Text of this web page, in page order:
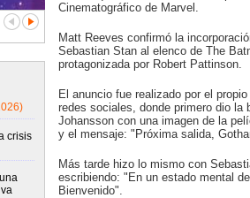
crisis
Cinematográfico de Marvel.
Matt Reeves confirmó la
Sebastian Stan al elenco de The
protagonizada por Robert Pattinson.
El anuncio fue realizado por el
redes sociales, donde primero dio la
Johansson con una imagen de la
y el mensaje: "Próxima salida,
Más tarde hizo lo mismo con
escribiendo: "En un estado mental
Bienvenido".